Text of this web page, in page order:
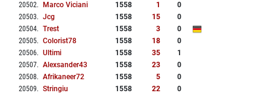
20502. Marco Viciani 1558 1
0
20503. Jcg 1558 15
0
20504. Trest 1558 3
0
20505. Colorist78 1558 18
0
20506. Ultimi 1558 35
1
20507. Alexsander43 1558 23
0
20508. Afrikaneer72 1558 5
0
20509. Stringiu 1558 22
0